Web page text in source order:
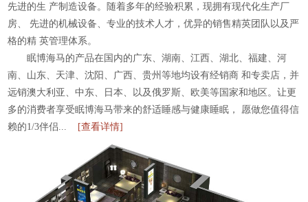
先进的生 产制造设备。随着多年的经验积累，现拥有现代化生产厂
房、
先进的机械设备、专业的技术人才，优异的销售精英团队以及严
格的精 英管理体系。
眠博海马的产品在国内的广东、湖南、江西、湖北、福建、河
南、山东、天津、沈阳、广西、贵州等地均设有经销商 和专卖店，并
远销澳大利亚、中东、日本、以及俄罗斯、欧美等国家和地区。让更
多的消费者享受眠博海马带来的舒适睡感与健康睡眠，
愿做您值得信
赖的1/3伴侣... [查看详情]